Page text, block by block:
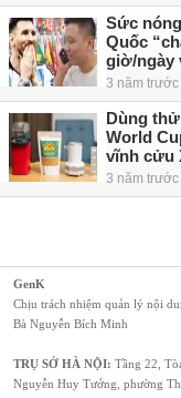
Sức
Quốc
giờ/ngày
3 năm trước
Dùng
World
vĩnh cửu
3 năm trước
GenK
Chịu trách nhiệm quản lý nội
Bà Nguyễn Bích Minh
TRỤ SỞ HÀ NỘI: Tầng 22,
Nguyễn Huy Tưởng, phường